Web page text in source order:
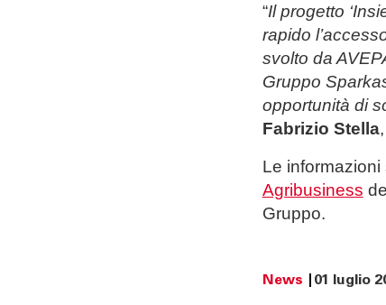
“Il progetto
rapido
svolto da
Gruppo
opportunità di
Fabrizio Stella
Le informazioni
Agribusiness
Gruppo.
News 01 luglio